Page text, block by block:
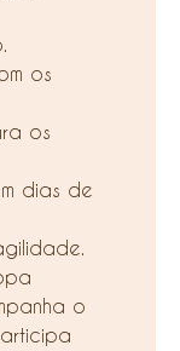
os
os
dias de
o